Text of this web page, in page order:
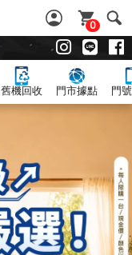
0
舊機回收 門市據點 門